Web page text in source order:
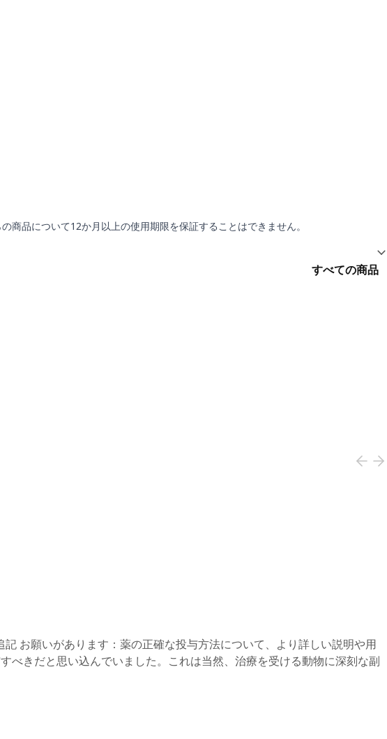
品について12か月以上の使用期限を保証することはできません。
すべての商品
お願いがあります：薬の正確な投与方法について、より詳しい説明や用
きだと思い込んでいました。これは当然、治療を受ける動物に深刻な副